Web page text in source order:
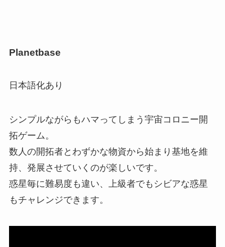
Planetbase
日本語化あり
シンプルながらもハマってしまう宇宙コロニー開
拓ゲーム。
数人の開拓者とわずかな物資から始まり基地を維
持、発展させていくのが楽しいです。
惑星毎に難易度も違い、上級者でもシビアな惑星
もチャレンジできます。